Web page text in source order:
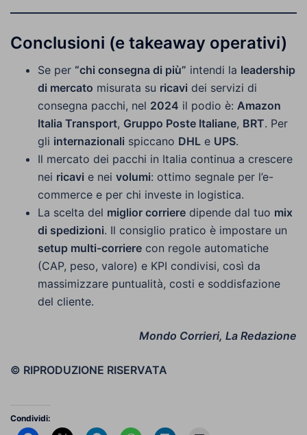
Conclusioni (e takeaway operativi)
Se per “chi consegna di più” intendi la leadership
di mercato misurata su ricavi dei servizi di
consegna pacchi, nel 2024 il podio è: Amazon
Italia Transport, Gruppo Poste Italiane, BRT. Per
gli internazionali spiccano DHL e UPS.
Il mercato dei pacchi in Italia continua a crescere
nei ricavi e nei volumi: ottimo segnale per l’e-
commerce e per chi investe in logistica.
La scelta del miglior corriere dipende dal tuo mix
di spedizioni. Il consiglio pratico è impostare un
setup multi-corriere con regole automatiche
(CAP, peso, valore) e KPI condivisi, così da
massimizzare puntualità, costi e soddisfazione
del cliente.
Mondo Corrieri, La Redazione
© RIPRODUZIONE RISERVATA
Condividi: